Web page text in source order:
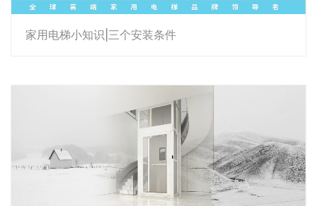
家用电梯小知识|三个安装条件